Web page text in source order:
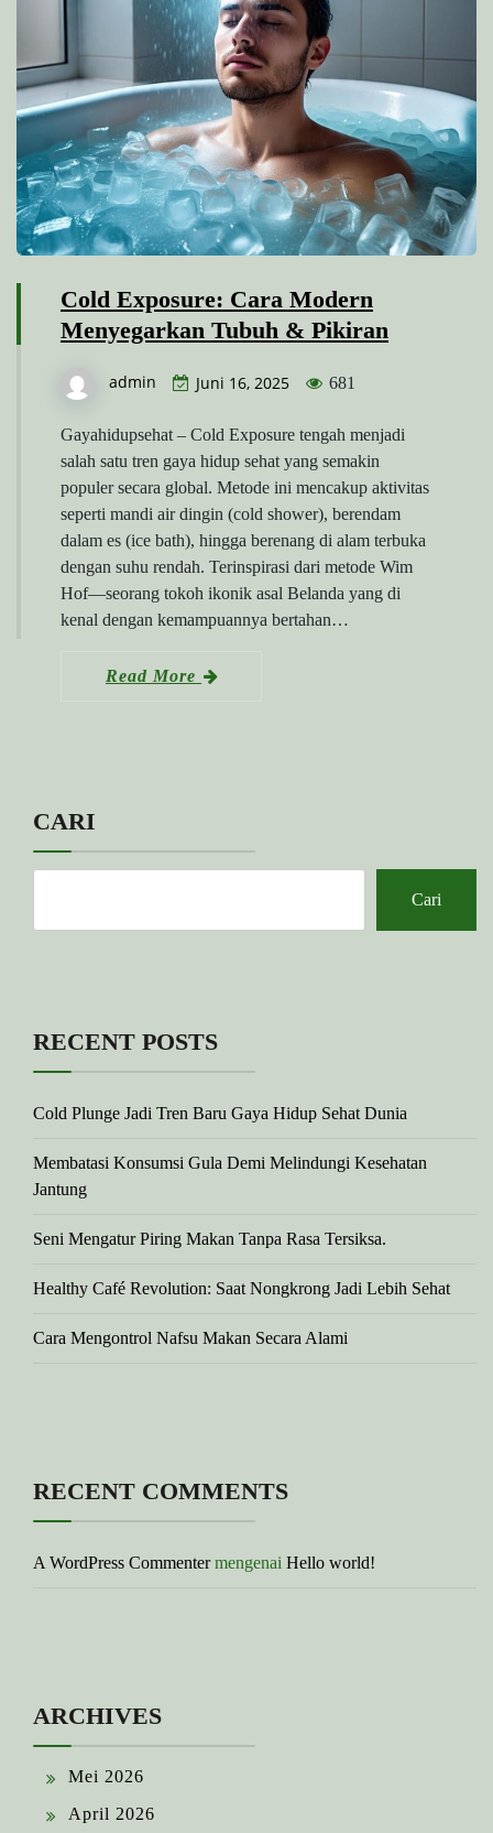
Cold Exposure: Cara Modern
Menyegarkan Tubuh & Pikiran
admin Juni 16, 2025 681
Gayahidupsehat – Cold Exposure tengah menjadi
salah satu tren gaya hidup sehat yang semakin
populer secara global. Metode ini mencakup aktivitas
seperti mandi air dingin (cold shower), berendam
dalam es (ice bath), hingga berenang di alam terbuka
dengan suhu rendah. Terinspirasi dari metode Wim
Hof—seorang tokoh ikonik asal Belanda yang di
kenal dengan kemampuannya bertahan…
Read More
CARI
Cari
RECENT POSTS
Cold Plunge Jadi Tren Baru Gaya Hidup Sehat Dunia
Membatasi Konsumsi Gula Demi Melindungi Kesehatan
Jantung
Seni Mengatur Piring Makan Tanpa Rasa Tersiksa.
Healthy Café Revolution: Saat Nongkrong Jadi Lebih Sehat
Cara Mengontrol Nafsu Makan Secara Alami
RECENT COMMENTS
A WordPress Commentermengenai Hello world!
ARCHIVES
Mei 2026
April 2026